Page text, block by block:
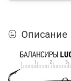
Описание